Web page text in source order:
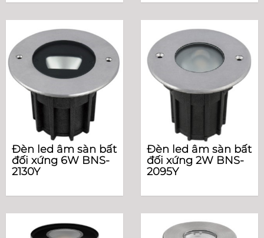
Đèn led âm sàn bất
đối xứng 6W BNS-
2130Y
Đèn led âm sàn bất
đối xứng 2W BNS-
2095Y